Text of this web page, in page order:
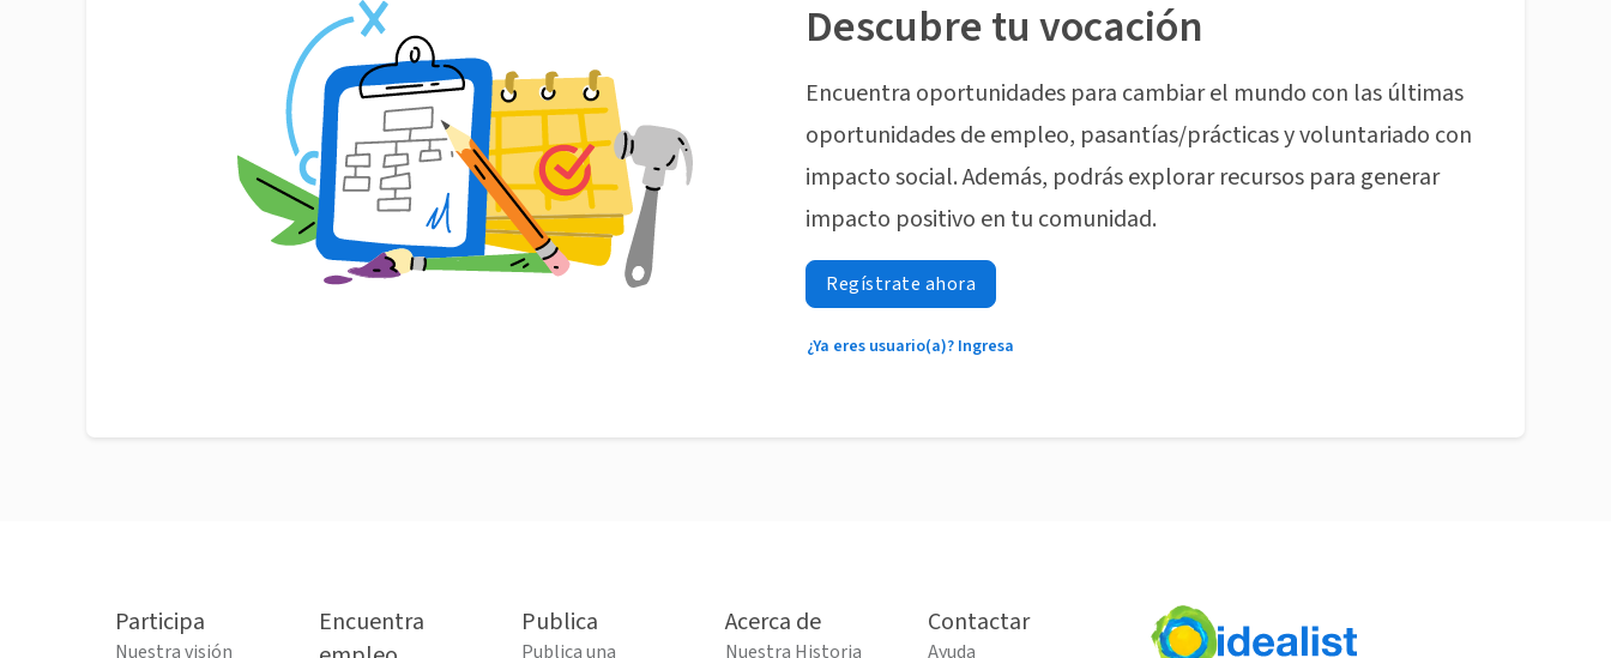
Descubre tu vocación
Encuentra oportunidades para cambiar el mundo con las últimas
oportunidades de empleo, pasantías/prácticas y voluntariado con
impacto social. Además, podrás explorar recursos para generar
impacto positivo en tu comunidad.
Regístrate ahora
¿Ya eres usuario(a)? Ingresa
Participa
Nuestra visión
Encuentra
Publica
Publica una
Acerca de
Nuestra Historia
Contactar
Ayuda